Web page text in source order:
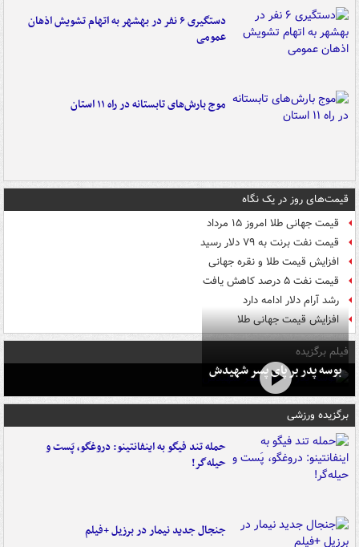
دستگیری ۶ نفر در بهشهر به اتهام تشویش اذهان
عمومی
موج بارش‌های تابستانه در راه ۱۱ استان
قیمت‌های روز در یک نگاه
قیمت جهانی طلا امروز ۱۵ مرداد
قیمت نفت برنت به ۷۹ دلار رسید
افزایش قیمت طلا و نقره جهانی
قیمت نفت ۵ درصد کاهش یافت
رشد آرام دلار ادامه دارد
افزایش قیمت جهانی طلا
فیلم برگزیده
بوسه‌ پدر بر پای پسر شهیدش
برگزیده ورزشی
حمله تند فیگو به اینفانتینو: دروغگو، پَست‌ و
حیله‌گر!
جنجال جدید نیمار در برزیل +فیلم